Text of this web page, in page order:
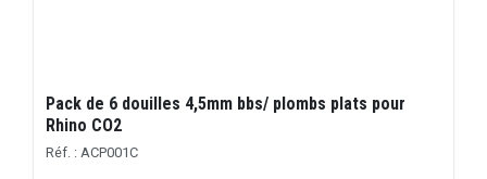
Pack de 6 douilles 4,5mm bbs/ plombs plats pour
Rhino CO2
Réf. : ACP001C